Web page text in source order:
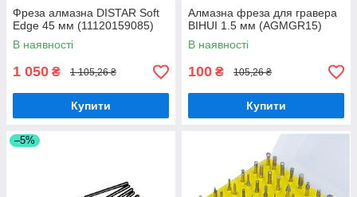
Фреза алмазна DISTAR Soft
Edge 45 мм (11120159085)
В наявності
1 050 ₴ 1 105,26 ₴
Купити
Алмазна фреза для гравера
BIHUI 1.5 мм (AGMGR15)
В наявності
100 ₴ 105,26 ₴
Купити
–5%